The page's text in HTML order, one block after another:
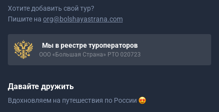
Хотите добавить свой тур?
Пишите на org@bolshayastrana.com
Мы в реестре туроператоров
ООО «Большая Страна» РТО 020723
Давайте дружить
Вдохновляем на путешествия по России